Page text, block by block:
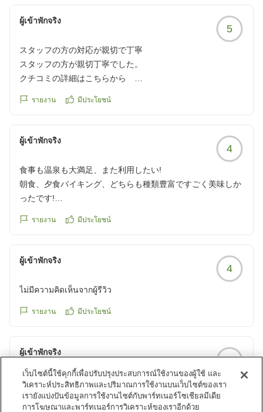
ผู้เข้าพักจริง
5
スタッフの方の対応が親切で丁寧
スタッフの方が親切丁寧でした。
クチコミの詳細はこちらから
reviewId=33123478227910
รายงาน มีประโยชน์
ผู้เข้าพักจริง
4
食事も温泉も大満足、また利用したい!
朝食、夕食バイキング、どちらも種類豊富ですごく美味しか
ったです!
ホテル内での満足度がすごく高く、違う旅先でも大江戸温泉
クチコミの詳細はこちらから
https://review.travel.rakuten.co.jp/hotel/voice/158807?
reviewId=33123478227007
รายงาน มีประโยชน์
ผู้เข้าพักจริง
4
ไม่มีความคิดเห็นจากผู้รีวิว
รายงาน มีประโยชน์
ผู้เข้าพักจริง
4
ไม่มีความคิดเห็นจากผู้รีวิว
รายงาน มีประโยชน์
เว็บไซต์นี้ใช้คุกกี้เพื่อปรับปรุงประสบการณ์ใช้งานของผู้ใช้ และ
วิเคราะห์ประสิทธิภาพและปริมาณการใช้งานบนเว็บไซต์ของเรา
เรายังแบ่งปันข้อมูลการใช้งานไซต์กับพาร์ทเนอร์โซเชียลมีเดีย
การโฆษณาและพาร์ทเนอร์การวิเคราะห์ของเราอีกด้วย